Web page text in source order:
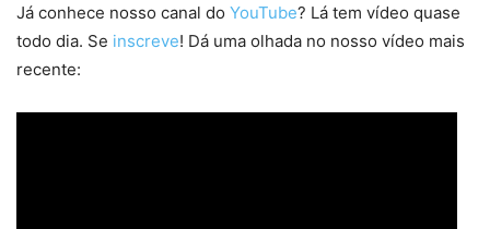
Já conhece nosso canal do YouTube? Lá tem vídeo quase
todo dia. Se inscreve! Dá uma olhada no nosso vídeo mais
recente: